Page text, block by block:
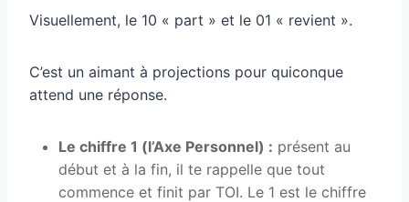
Visuellement, le 10 « part » et le 01 « revient ».
C’est un aimant à projections pour quiconque
attend une réponse.
Le chiffre 1 (l’Axe Personnel) : présent au
début et à la fin, il te rappelle que tout
commence et finit par TOI. Le 1 est le chiffre